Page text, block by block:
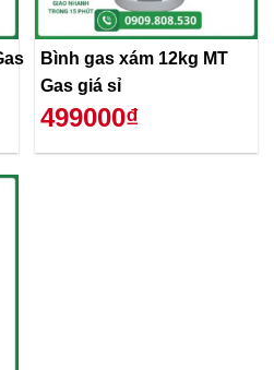
Bình gas xám 12kg MT
Gas giá sỉ
499000₫